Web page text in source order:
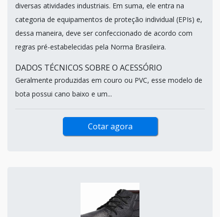
diversas atividades industriais. Em suma, ele entra na
categoria de equipamentos de proteção individual (EPIs) e,
dessa maneira, deve ser confeccionado de acordo com
regras pré-estabelecidas pela Norma Brasileira.
DADOS TÉCNICOS SOBRE O ACESSÓRIO
Geralmente produzidas em couro ou PVC, esse modelo de
bota possui cano baixo e um...
Cotar agora